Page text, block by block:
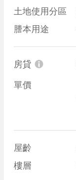
土地使用分區
謄本用途
房貸
單價
屋齡
樓層